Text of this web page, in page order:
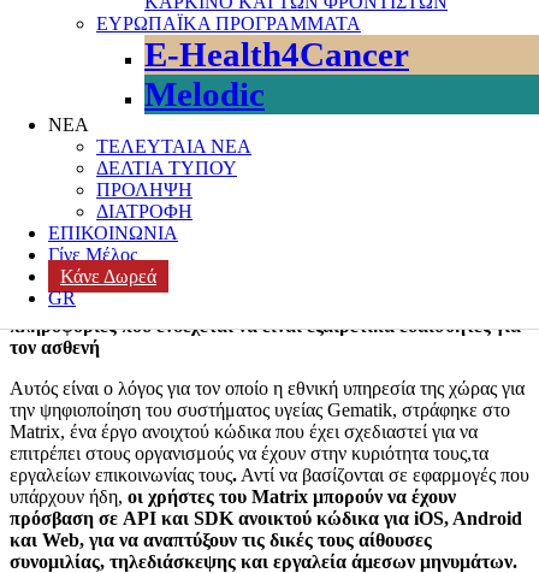
ΕΥΡΩΠΑΪΚΑ ΠΡΟΓΡΑΜΜΑΤΑ
E-Health4Cancer
Melodic
ΝΕΑ
ΤΕΛΕΥΤΑΙΑ ΝΕΑ
ΔΕΛΤΙΑ ΤΥΠΟΥ
ΠΡΟΛΗΨΗ
ΔΙΑΤΡΟΦΗ
ΕΠΙΚΟΙΝΩΝΙΑ
Γίνε Μέλος
Κάνε Δωρεά
GR
Ολόκληρο το σύστημα υγειονομικής περίθαλψης στη Γερμανία,
από νοσοκομεία έως κλινικές και ασφαλιστικές εταιρείες, θα
μεταβεί σε αυτό τοεγχώριο δίκτυο επικοινωνίας και
το οποίο χαιρετίστηκε ως ορόσημο στον ψηφιακό
μετασχηματισμό της χώρας.
Οι οργανισμοί υγειονομικής περίθαλψης και οι επαγγελματίες
στρέφονται όλο και περισσότερο σε ψηφιακά εργαλεία για την
ανταλλαγή πληροφοριών.
2018 και 2020, ο αριθμός των υγειονομικών που χρησιμοποιούν
υπηρεσίες ανταλλαγής μηνυμάτων διπλασιάστηκε, αλλά με
έλλειψη διαλειτουργικότητας μεταξύ διαφορετικών
οργανισμών, καθώς και την αποτυχία συμμόρφωσης με την
κατάλληλη ασφάλεια και τα πρότυπα απορρήτου για τις
πληροφορίες που ενδέχεται να είναι εξαιρετικά ευαίσθητες για
τον ασθενή
Αυτός είναι ο λόγος για τον οποίο η εθνική υπηρεσία της χώρας για
την ψηφιοποίηση του συστήματος υγείας Gematik, στράφηκε στο
Matrix, ένα έργο ανοιχτού κώδικα που έχει σχεδιαστεί για να
επιτρέπει στους οργανισμούς να έχουν στην κυριότητα τους,τα
εργαλείων επικοινωνίας τους. Αντί να βασίζονται σε εφαρμογές που
υπάρχουν ήδη, οι χρήστες του Matrix μπορούν να έχουν
πρόσβαση σε API και SDK ανοικτού κώδικα για iOS, Android
και Web, για να αναπτύξουν τις δικές τους αίθουσες
συνομιλίας, τηλεδιάσκεψης και εργαλεία άμεσων μηνυμάτων.